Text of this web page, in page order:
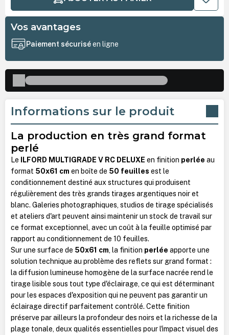
Vos avantages
Paiement sécuriséen ligne
Informations sur le produit
La production en très grand format
perlé
Le ILFORD MULTIGRADE V RC DELUXE en finition perlée au
format 50x61 cm en boîte de 50 feuilles est le
conditionnement destiné aux structures qui produisent
régulièrement des très grands tirages argentiques noir et
blanc. Galeries photographiques, studios de tirage spécialisés
et ateliers d'art peuvent ainsi maintenir un stock de travail sur
ce format exceptionnel, avec un coût à la feuille optimisé par
rapport au conditionnement de 10 feuilles.
Sur une surface de 50x61 cm, la finition perlée apporte une
solution technique au problème des reflets sur grand format :
la diffusion lumineuse homogène de la surface nacrée rend le
tirage lisible sous tout type d'éclairage, ce qui est déterminant
pour les espaces d'exposition qui ne peuvent pas garantir un
éclairage directif parfaitement contrôlé. Cette finition
préserve par ailleurs la profondeur des noirs et la richesse de la
plage tonale, deux qualités essentielles pour l'impact visuel des